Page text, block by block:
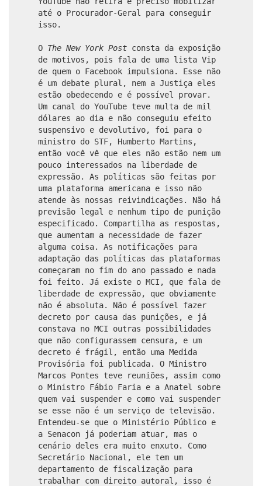
até o Procurador-Geral para conseguir
isso.
O The New York Post consta da exposição
de motivos, pois fala de uma lista Vip
de quem o Facebook impulsiona. Esse não
é um debate plural, nem a Justiça eles
estão obedecendo e é possível provar.
Um canal do YouTube teve multa de mil
dólares ao dia e não conseguiu efeito
suspensivo e devolutivo, foi para o
ministro do STF, Humberto Martins,
então você vê que eles não estão nem um
pouco interessados na liberdade de
expressão. As políticas são feitas por
uma plataforma americana e isso não
atende às nossas reivindicações. Não há
previsão legal e nenhum tipo de punição
especificado. Compartilha as respostas,
que aumentam a necessidade de fazer
alguma coisa. As notificações para
adaptação das políticas das plataformas
começaram no fim do ano passado e nada
foi feito. Já existe o MCI, que fala de
liberdade de expressão, que obviamente
não é absoluta. Não é possível fazer
decreto por causa das punições, e já
constava no MCI outras possibilidades
que não configurassem censura, e um
decreto é frágil, então uma Medida
Provisória foi publicada. O Ministro
Marcos Pontes teve reuniões, assim como
o Ministro Fábio Faria e a Anatel sobre
quem vai suspender e como vai suspender
se esse não é um serviço de televisão.
Entendeu-se que o Ministério Público e
a Senacon já poderiam atuar, mas o
cenário deles era muito enxuto. Como
Secretário Nacional, ele tem um
departamento de fiscalização para
trabalhar com direito autoral, isso é